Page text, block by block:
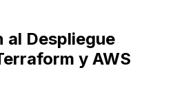
al Despliegue
y AWS